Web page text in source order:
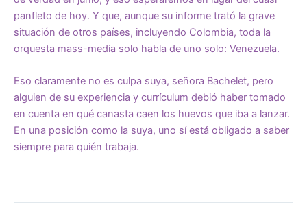
panfleto de hoy. Y que, aunque su informe trató la grave
situación de otros países, incluyendo Colombia, toda la
orquesta mass-media solo habla de uno solo: Venezuela.
Eso claramente no es culpa suya, señora Bachelet, pero
alguien de su experiencia y currículum debió haber tomado
en cuenta en qué canasta caen los huevos que iba a lanzar.
En una posición como la suya, uno sí está obligado a saber
siempre para quién trabaja.